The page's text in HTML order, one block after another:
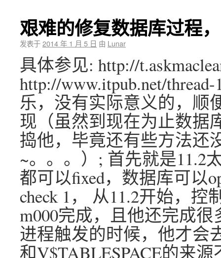
艰难的修复数据库过程
发表于2014 年 1 月 5 日 由 Lunar
具体参见: http://
http://www.itpub.net/
乐，没有实际意义的，顺
现（虽然到现在为止数据
捣他，毕竟还有些方法还
~。。。）; 首先就是11.2
都可以fixed，数据库可以
check 1， 从11.2开始，
m000完成，且他还完成
进程触发的时候，他才会
和V$TABLESPACE的来